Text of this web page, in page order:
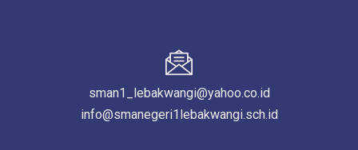
sman1_lebakwangi@yahoo.co.id
info@smanegeri1lebakwangi.sch.id